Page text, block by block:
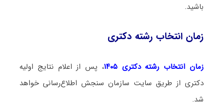
باشید.
زمان انتخاب رشته دکتری
زمان انتخاب رشته دکتری ۱۴۰۵
، پس از اعلام نتایج اولیه
دکتری از طریق سایت سازمان سنجش اطلاع‌رسانی خواهد
شد.